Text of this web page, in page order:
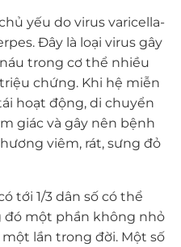
yếu do virus varicella-
Đây là loại virus gây
trong cơ thể nhiều
chứng. Khi hệ miễn
hoạt động, di chuyển
giác và gây nên bệnh
viêm, rát, sưng đỏ
tới 1/3 dân số có thể
đó một phần không nhỏ
lần trong đời. Một số